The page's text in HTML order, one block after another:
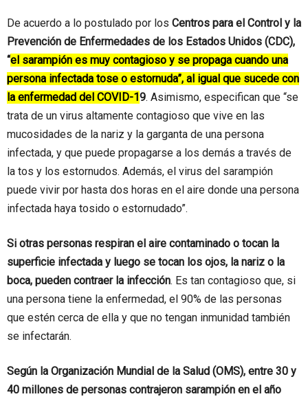
De acuerdo a lo postulado por los Centros para el Control y la
Prevención de Enfermedades de los Estados Unidos (CDC),
“el sarampión es muy contagioso y se propaga cuando una
persona infectada tose o estornuda”, al igual que sucede con
la enfermedad del COVID-19. Asimismo, especifican que “se
trata de un virus altamente contagioso que vive en las
mucosidades de la nariz y la garganta de una persona
infectada, y que puede propagarse a los demás a través de
la tos y los estornudos. Además, el virus del sarampión
puede vivir por hasta dos horas en el aire donde una persona
infectada haya tosido o estornudado”.
Si otras personas respiran el aire contaminado o tocan la
superficie infectada y luego se tocan los ojos, la nariz o la
boca, pueden contraer la infección. Es tan contagioso que, si
una persona tiene la enfermedad, el 90% de las personas
que estén cerca de ella y que no tengan inmunidad también
se infectarán.
Según la Organización Mundial de la Salud (OMS), entre 30 y
40 millones de personas contrajeron sarampión en el año